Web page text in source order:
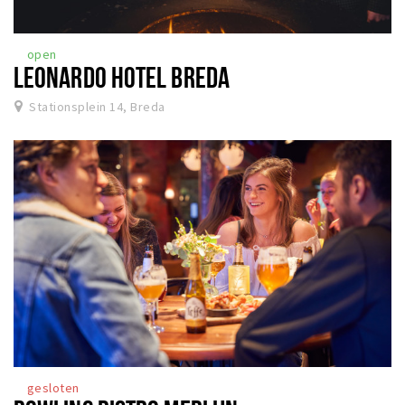
open
LEONARDO HOTEL BREDA
Stationsplein 14, Breda
gesloten